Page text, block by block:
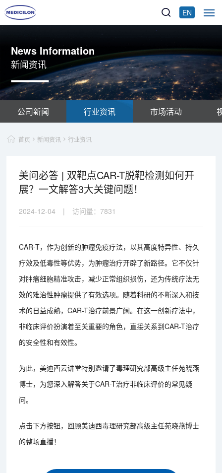
EN
News Information
新闻资讯
公司新闻 行业资讯 市场活动
首页 新闻资讯 行业资讯
美问必答 | 双靶点CAR-T脱靶检测如何开
展？一文解答3大关键问题！
2024-12-04 | 访问量：7831
CAR-T，作为创新的肿瘤免疫疗法，以其高度特异性、持久
疗效及低毒性等优势，为肿瘤治疗开辟了新路径。它不仅针
对肿瘤细胞精准攻击，减少正常组织损伤，还为传统疗法无
效的难治性肿瘤提供了有效选项。随着科研的不断深入和技
术的日益成熟，CAR-T治疗前景广阔。在这一创新疗法中，
非临床评价扮演着至关重要的角色，直接关系到CAR-T治疗
的安全性和有效性。
为此，美迪西云讲堂特别邀请了毒理研究部高级主任苑晓燕
博士，为您深入解答关于CAR-T治疗非临床评价的常见疑
问。
点击下方按钮，回顾美迪西毒理研究部高级主任苑晓燕博士
的整场直播！